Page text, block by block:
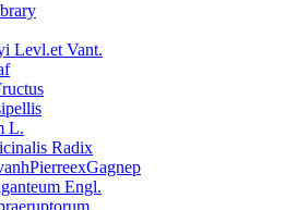
Levl.et Vant.
L.
Radix
Engl.